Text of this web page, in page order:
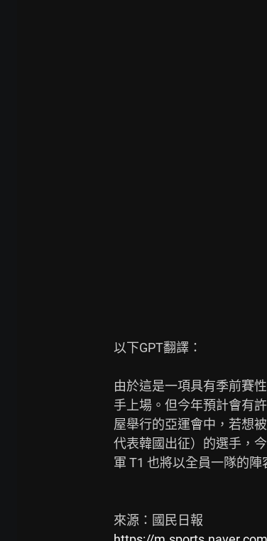
以下GPT翻譯：
由於這是一項具有季前賽
手上場。但今年預計會有
屋舉行的亞運會中，若想
代表韓國出征）的選手，
軍 T1 也將以全員一隊的陣